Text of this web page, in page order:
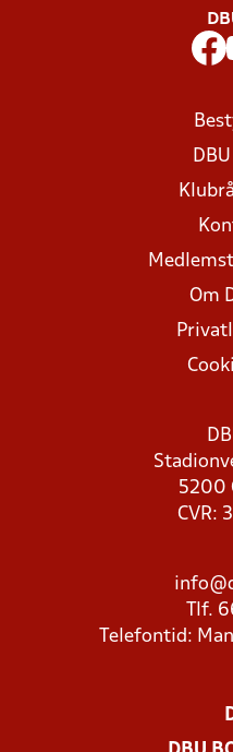
Om
5200
CVR:
Tlf.
Telefontid: